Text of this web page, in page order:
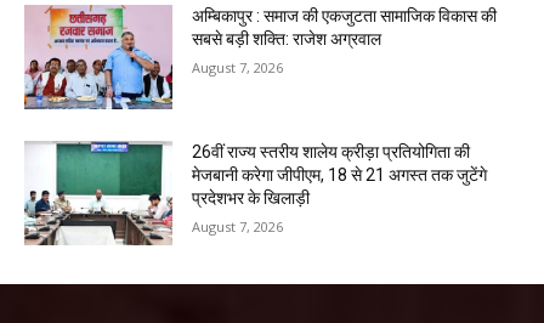
अम्बिकापुर : समाज की एकजुटता सामाजिक विकास की
सबसे बड़ी शक्ति: राजेश अग्रवाल
August 7, 2026
26वीं राज्य स्तरीय शालेय क्रीड़ा प्रतियोगिता की
मेजबानी करेगा जीपीएम, 18 से 21 अगस्त तक जुटेंगे
प्रदेशभर के खिलाड़ी
August 7, 2026